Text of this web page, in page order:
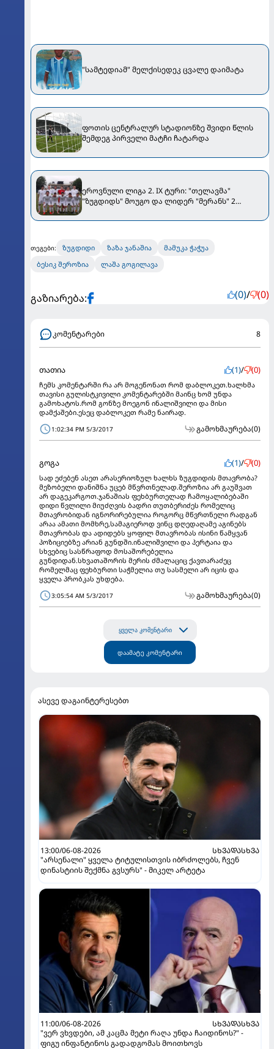
"სამტედიამ" მელქისედეკ ცვალე დაიმატა
ფოთის ცენტრალურ სტადიონზე შვიდი წლის
შემდეგ პირველი მატჩი ჩატარდა
ეროვნული ლიგა 2. IX ტური: "თელავმა"
"ზუგდიდს" მოუგო და ლიდერ "მერანს" 2
თეგები: ზუგდიდი ზაზა ჯანაშია
მამუკა ჭაჭუა
ბესიკ შეროზია
ლაშა გოგილავა
გაზიარება: (0)/ (0)
კომენტარები 8
თათია (1)/ (0)
ჩემს კომენტარში რა არ მოგეწონათ რომ დაბლოკეთ.ხალხმა
თავისი გულისტკივილი კომენტარებში მაინც ხომ უნდა
გამოხატოს.რომ გონზე მოეგონ ინალიშვილი და მისი
დამქაშები.ესეც დაბლოკეთ რამე ნაირად.
1:02:34 PM 5/3/2017 გამოხმაურება(0)
გოგა (1)/ (0)
სად ეძებენ ასეთ არასერიოზულ ხალხს ზუგდიდის მთავრობა?
მეზობელი დანიშნა უცებ მწვრთნელად.შეროზია არ გაუშვათ
არ დაგეკარგოთ.ჯანაშიას ფეხბურთელად ჩამოყალიბებაში
დიდი წვლილი მიუძღვის ბადრი თუთბერიძეს რომელიც
მთავრობიდან იგნორირებულია როგორც მწვრთნელი რადგან
არაა ამათი მომხრე,სამაგიეროდ ვინც დღედაღამე აგინებს
მთავრობას და ადიდებს ყოფილ მთავრობას ისინი წამყვან
პოზიციებზე არიან გუნდში.ინალიშვილი და პერტაია და
სხვებიც სასწრაფოდ მოსაშორებელია
გუნდიდან.სხვათაშორის მერის ძმალაციც ქავთარაძეც
რომელმაც ფეხბურთი საჭმელია თუ სასმელი არ იცის და
ყველა პრობკას უხდება.
3:05:54 AM 5/3/2017 გამოხმაურება(0)
ყველა კომენტარი
დაამატე კომენტარი
ასევე დაგაინტერესებთ
13:00/06-08-2026
ᲡᲮᲕᲐᲓᲐᲡᲮᲕᲐ
"არსენალი" ყველა ტიტულისთვის იბრძოლებს, ჩვენ
დინასტიის შექმნა გვსურს" - მიკელ არტეტა
11:00/06-08-2026
ᲡᲮᲕᲐᲓᲐᲡᲮᲕᲐ
"ვერ ვხვდები, ამ კაცმა მეტი რაღა უნდა ჩაიდინოს?" -
ფიგუ ინფანტინოს გადადგომას მოითხოვს